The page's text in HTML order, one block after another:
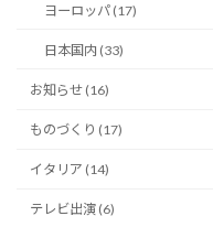
ヨーロッパ (17)
日本国内 (33)
お知らせ (16)
ものづくり (17)
イタリア (14)
テレビ出演 (6)